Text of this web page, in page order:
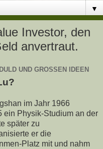
▼
Investor, den
anvertraut.
UND GROSSEN IDEEN
im Jahr 1966
ein Physik-Studium an der
später zu
er die
Platz mit und nahm